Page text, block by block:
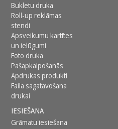
Bukletu druka
Roll-up reklāmas
stendi
Apsveikumu kartītes
un ielūgumi
Foto druka
Pašapkalpošanās
Apdrukas produkti
Faila sagatavošana
drukai
IESIEŠANA
Grāmatu iesiešana